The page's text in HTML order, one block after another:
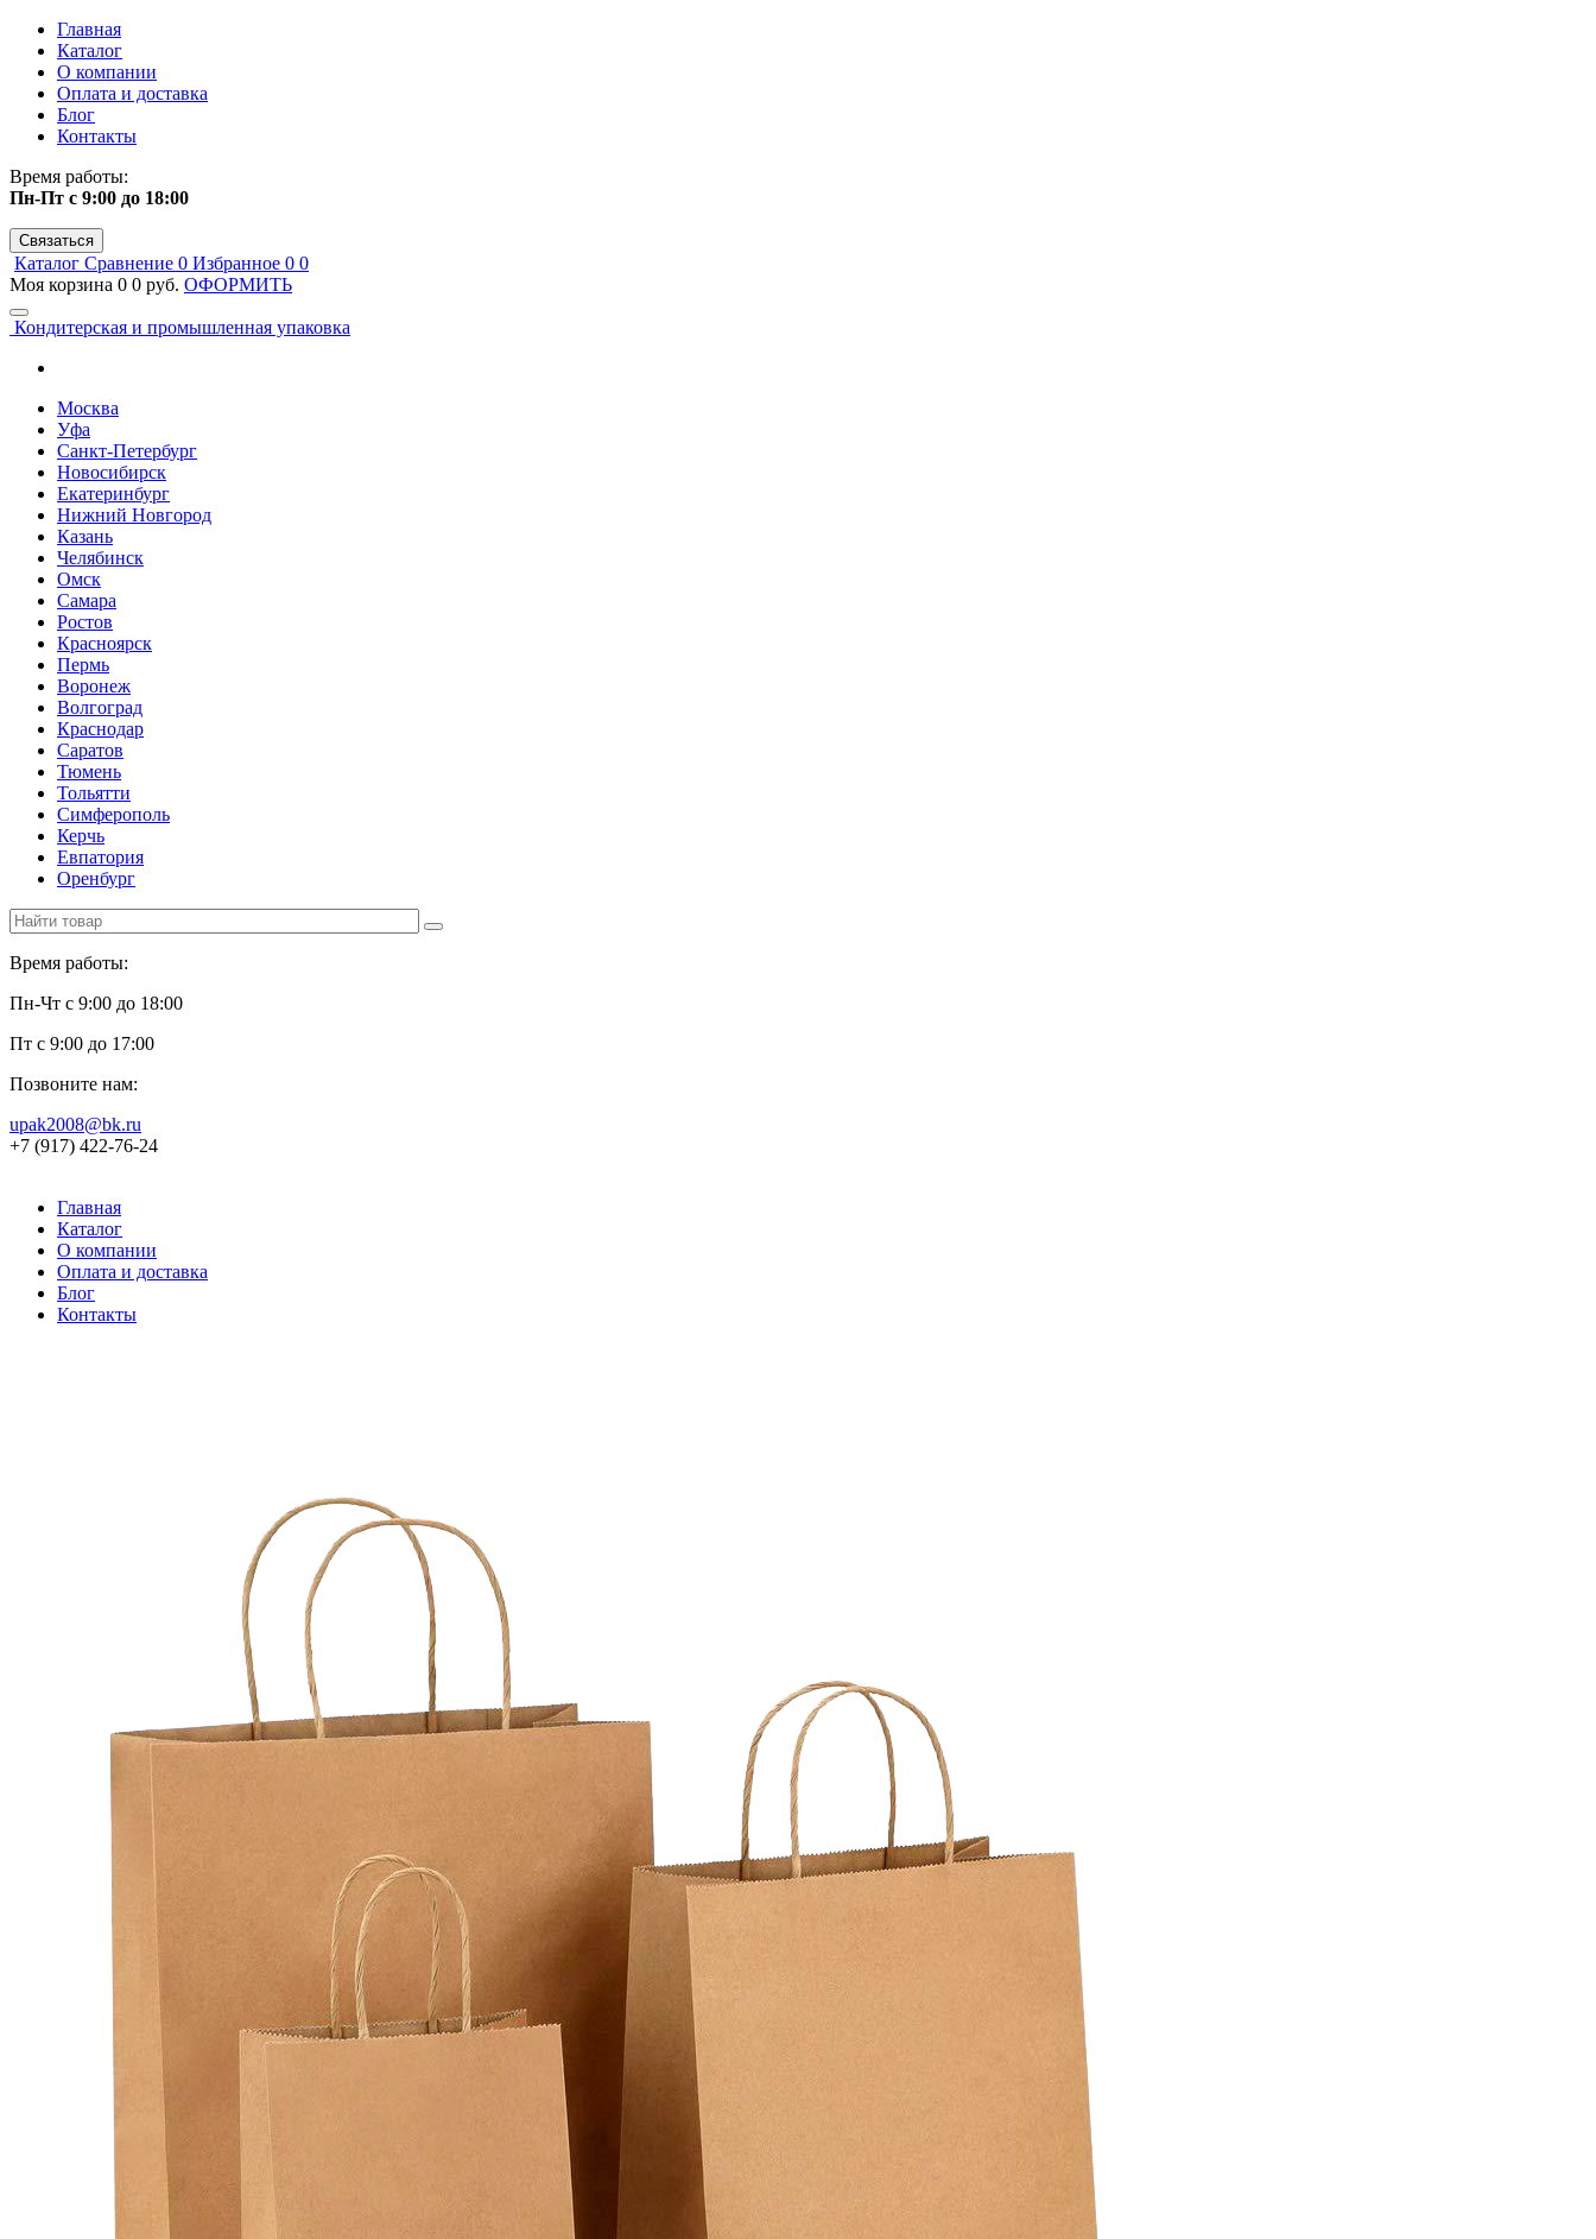
Главная
Каталог
О компании
Оплата и доставка
Блог
Контакты
Время работы:
Пн-Пт с 9:00 до 18:00
Связаться
Каталог Сравнение 0 Избранное 0 0
Моя корзина 0 0 руб. ОФОРМИТЬ
Кондитерская и промышленная упаковка
Москва
Уфа
Санкт-Петербург
Новосибирск
Екатеринбург
Нижний Новгород
Казань
Челябинск
Омск
Самара
Ростов
Красноярск
Пермь
Воронеж
Волгоград
Краснодар
Саратов
Тюмень
Тольятти
Симферополь
Керчь
Евпатория
Оренбург
Время работы:
Пн-Чт с 9:00 до 18:00
Пт с 9:00 до 17:00
Позвоните нам:
upak2008@bk.ru
+7 (917) 422-76-24
Главная
Каталог
О компании
Оплата и доставка
Блог
Контакты